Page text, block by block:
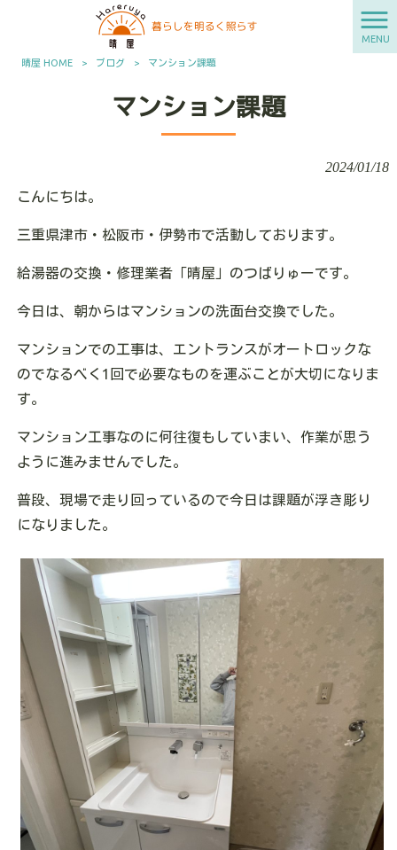
MENU
晴屋 HOME > ブログ > マンション課題
マンション課題
2024/01/18
こんにちは。
三重県津市・松阪市・伊勢市で活動しております。
給湯器の交換・修理業者「晴屋」のつばりゅーです。
今日は、朝からはマンションの洗面台交換でした。
マンションでの工事は、エントランスがオートロックな
のでなるべく1回で必要なものを運ぶことが大切になりま
す。
マンション工事なのに何往復もしていまい、作業が思う
ように進みませんでした。
普段、現場で走り回っているので今日は課題が浮き彫り
になりました。